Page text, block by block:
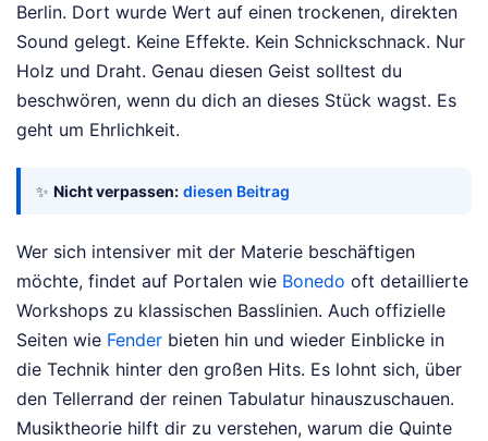
Berlin. Dort wurde Wert auf einen trockenen, direkten
Sound gelegt. Keine Effekte. Kein Schnickschnack. Nur
Holz und Draht. Genau diesen Geist solltest du
beschwören, wenn du dich an dieses Stück wagst. Es
geht um Ehrlichkeit.
✨ Nicht verpassen: diesen Beitrag
Wer sich intensiver mit der Materie beschäftigen
möchte, findet auf Portalen wie Bonedo oft detaillierte
Workshops zu klassischen Basslinien. Auch offizielle
Seiten wie Fender bieten hin und wieder Einblicke in
die Technik hinter den großen Hits. Es lohnt sich, über
den Tellerrand der reinen Tabulatur hinauszuschauen.
Musiktheorie hilft dir zu verstehen, warum die Quinte